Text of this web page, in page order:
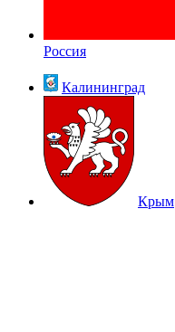
Россия
Калининград
Крым